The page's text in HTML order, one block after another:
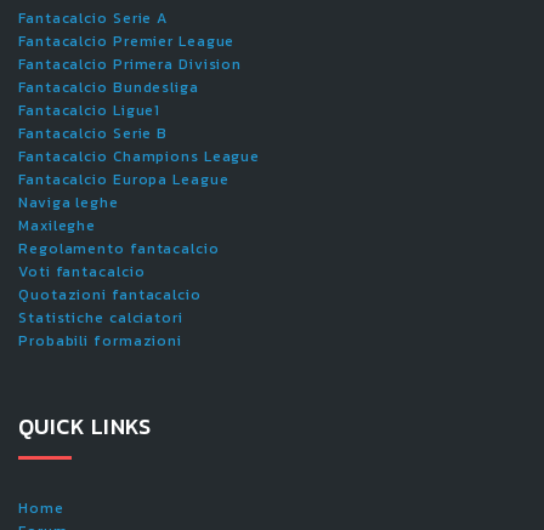
Fantacalcio Serie A
Fantacalcio Premier League
Fantacalcio Primera Division
Fantacalcio Bundesliga
Fantacalcio Ligue1
Fantacalcio Serie B
Fantacalcio Champions League
Fantacalcio Europa League
Naviga leghe
Maxileghe
Regolamento fantacalcio
Voti fantacalcio
Quotazioni fantacalcio
Statistiche calciatori
Probabili formazioni
QUICK LINKS
Home